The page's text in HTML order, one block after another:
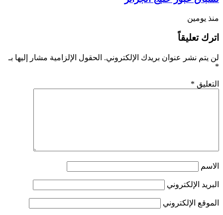
منذ يومين
اترك تعليقاً
لن يتم نشر عنوان بريدك الإلكتروني. الحقول الإلزامية مشار إليها بـ
*
التعليق *
الاسم
البريد الإلكتروني
الموقع الإلكتروني